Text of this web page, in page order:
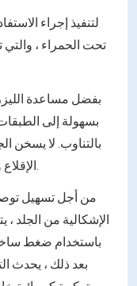
لتنفيذ إجراء
تحت الحمراء ،
بفضل مساعدة
بسهولة إلى
بالتناوب. لا يسخن
الإقلاع ولا يخاف من الأشعة فوق البنفسجية.
من أجل تسهيل
الإشكالية من الجلد
باستخدام ضغط
بعد ذلك ، يحدث